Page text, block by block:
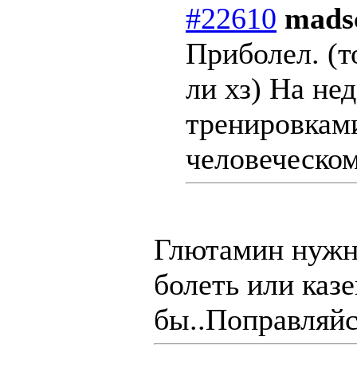
#22610
Приболел.
ли хз) На
Глютамин
болеть или